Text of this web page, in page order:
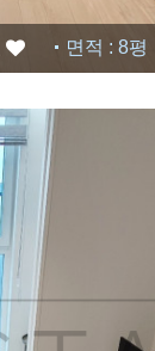
면적 : 8평